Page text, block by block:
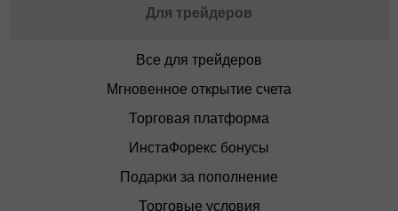
Для трейдеров
Все для трейдеров
Мгновенное открытие счета
Торговая платформа
ИнстаФорекс бонусы
Подарки за пополнение
Торговые условия